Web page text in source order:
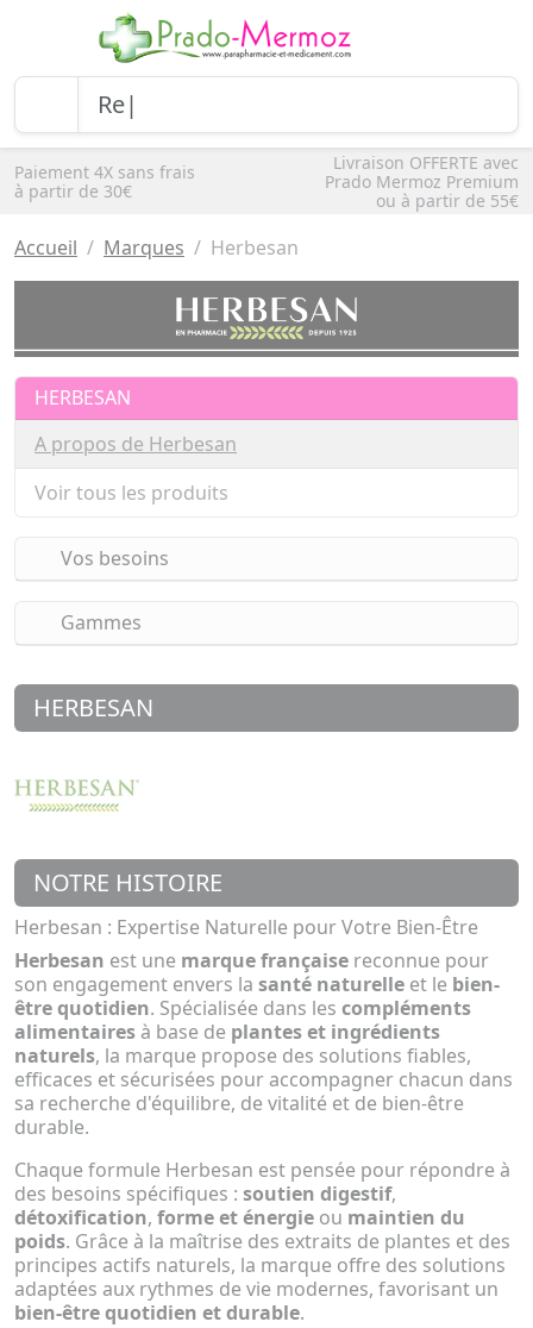
Paiement 4X sans frais
à partir de 30€
Livraison OFFERTE avec
Prado Mermoz Premium
ou à partir de 55€
Accueil Marques Herbesan
HERBESAN
A propos de Herbesan
Voir tous les produits
Vos besoins
Gammes
HERBESAN
NOTRE HISTOIRE
Herbesan : Expertise Naturelle pour Votre Bien-Être
Herbesan est une marque française reconnue pour
son engagement envers la santé naturelle et le bien-
être quotidien. Spécialisée dans les compléments
alimentaires à base de plantes et ingrédients
naturels, la marque propose des solutions fiables,
efficaces et sécurisées pour accompagner chacun dans
sa recherche d'équilibre, de vitalité et de bien-être
durable.
Chaque formule Herbesan est pensée pour répondre à
des besoins spécifiques : soutien digestif,
détoxification, forme et énergie ou maintien du
poids. Grâce à la maîtrise des extraits de plantes et des
principes actifs naturels, la marque offre des solutions
adaptées aux rythmes de vie modernes, favorisant un
bien-être quotidien et durable.